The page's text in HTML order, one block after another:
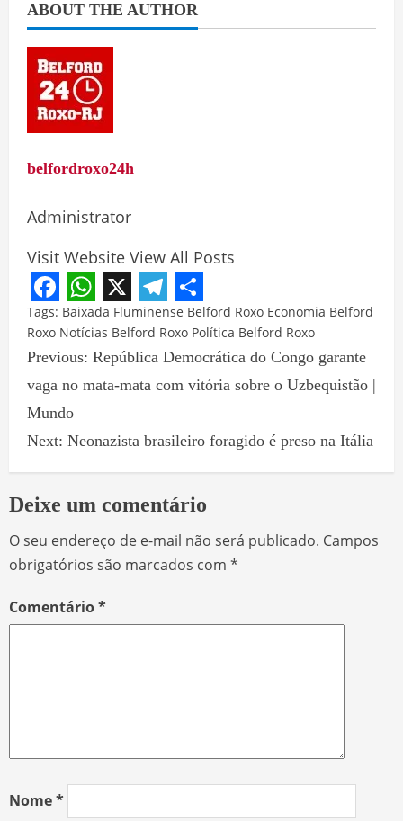
ABOUT THE AUTHOR
belfordroxo24h
Administrator
Visit Website View All Posts
Facebook
WhatsApp
X Telegram
Share
Tags: Baixada Fluminense Belford Roxo Economia Belford
Roxo Notícias Belford Roxo Política Belford Roxo
Previous: República Democrática do Congo garante
vaga no mata-mata com vitória sobre o Uzbequistão |
Mundo
Next: Neonazista brasileiro foragido é preso na Itália
Deixe um comentário
O seu endereço de e-mail não será publicado. Campos
obrigatórios são marcados com *
Comentário*
Nome*